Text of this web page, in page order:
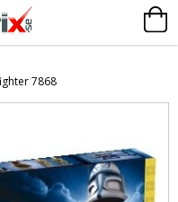
i varukorgen
7868